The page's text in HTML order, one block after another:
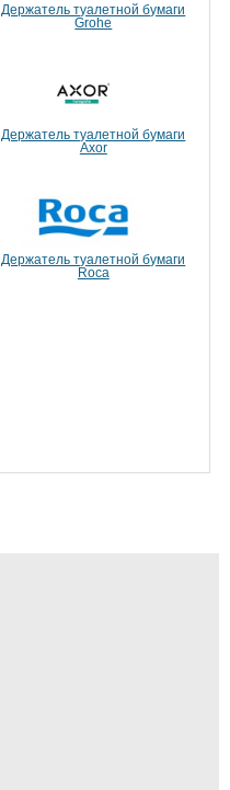
Держатель туалетной бумаги
Grohe
Держатель туалетной бумаги
Axor
Держатель туалетной бумаги
Roca